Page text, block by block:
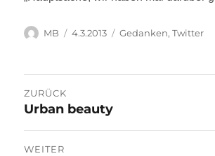
Autor
MB
Veröffentlicht
4.3.2013 Kategorien
Gedanken,Twitter
Beitragsnavigation
ZURÜCK
Vorheriger
Beitrag:
Urban beauty
WEITER